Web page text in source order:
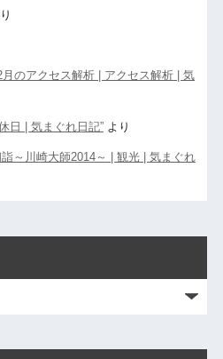
月のアクセス解析 | アクセス解析 | 気
日 | 気まぐれ日記”より
詣～川崎大師2014～ | 観光 | 気まぐれ